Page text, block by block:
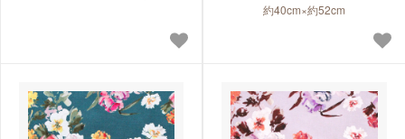
約40cm×約52cm